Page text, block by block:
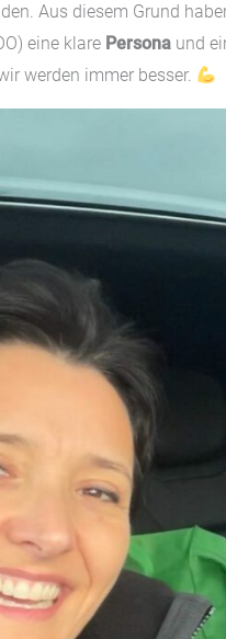
Aus diesem Grund
eine klare Personaund
werden immer besser.